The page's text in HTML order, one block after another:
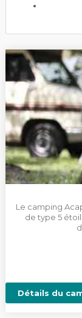
Le camping
de type 5
Détails du